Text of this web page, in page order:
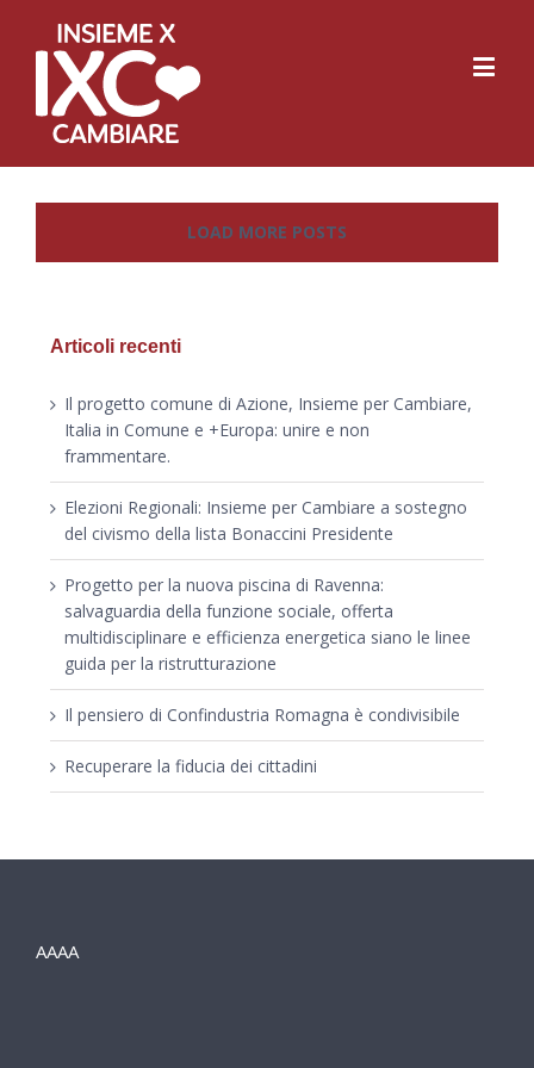
LOAD MORE POSTS
Articoli recenti
Il progetto comune di Azione, Insieme per Cambiare,
Italia in Comune e +Europa: unire e non
frammentare.
Elezioni Regionali: Insieme per Cambiare a sostegno
del civismo della lista Bonaccini Presidente
Progetto per la nuova piscina di Ravenna:
salvaguardia della funzione sociale, offerta
multidisciplinare e efficienza energetica siano le linee
guida per la ristrutturazione
Il pensiero di Confindustria Romagna è condivisibile
Recuperare la fiducia dei cittadini
AAAA